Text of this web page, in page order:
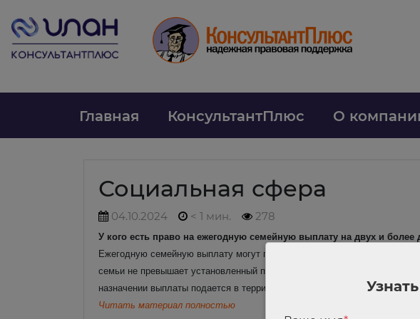
Главная КонсультантПлюс О
Социальная сфера
04.10.2024 < 1 мин. 278
У кого есть право на ежегодную семейную выплату на двух и более
Ежегодную семейную выплату могут получить работающие родители
семьи не превышает установленный предел и соблюден ряд других
назначении выплаты подается в территориальный орган СФР.
Читать материал полностью